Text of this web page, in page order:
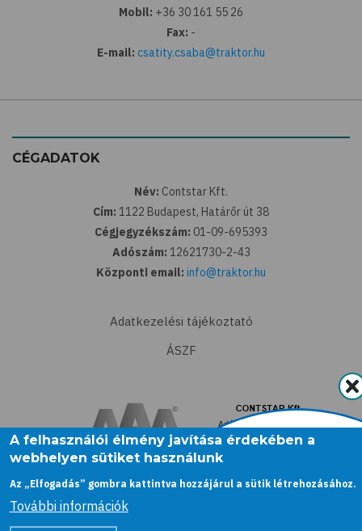
Mobil: +36 30 161 55 26
Fax: -
E-mail: csatity.csaba@traktor.hu
CÉGADATOK
Név: Contstar Kft.
Cím: 1122 Budapest, Határőr út 38
Cégjegyzékszám: 01-09-695393
Adószám: 12621730-2-43
Központi email: info@traktor.hu
Adatkezelési tájékoztató
ÁSZF
A felhasználói élmény javítása érdekében a
webhelyen sütiket használunk
Az „Elfogadás” gombra kattintva hozzájárul a sütik létrehozásához.
További információk